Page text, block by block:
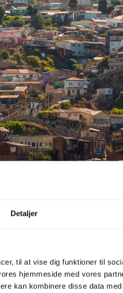
Detaljer
til at vise dig funktioner til
hjemmeside med vores
kan kombinere disse data